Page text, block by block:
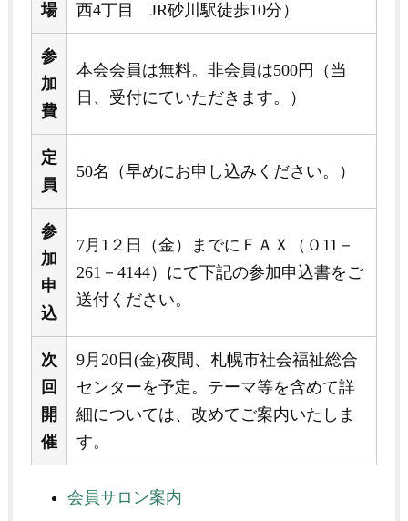
場
西4丁目 JR砂川駅徒歩10分）
参
加
費
本会会員は無料。非会員は500円（当
日、受付にていただきます。）
定
員
50名（早めにお申し込みください。）
参
加
申
込
7月1２日（金）までにＦＡＸ（０11－
261－4144）にて下記の参加申込書をご
送付ください。
次
回
開
催
9月20日(金)夜間、札幌市社会福祉総合
センターを予定。テーマ等を含めて詳
細については、改めてご案内いたしま
す。
会員サロン案内